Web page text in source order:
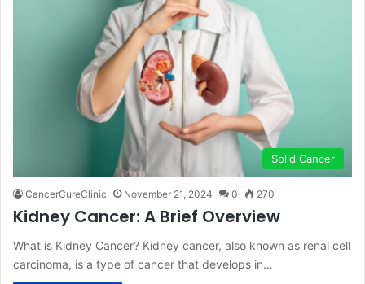
Solid Cancer
CancerCureClinic November 21, 2024 0 270
Kidney Cancer: A Brief Overview
What is Kidney Cancer? Kidney cancer, also known as renal cell
carcinoma, is a type of cancer that develops in…